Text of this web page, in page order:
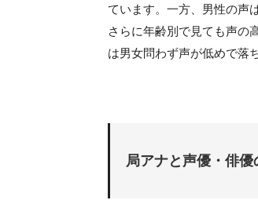
ています。一方、男性の声
さらに年齢別で見ても声の
は男女問わず声が低めで落
局アナと声優・俳優